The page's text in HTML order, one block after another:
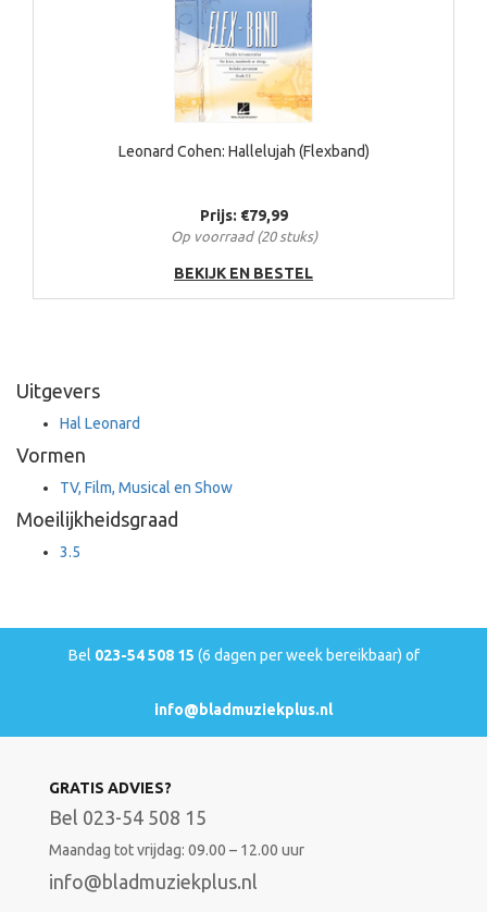
Leonard Cohen: Hallelujah (Flexband)
Prijs: €79,99
Op voorraad (20 stuks)
BEKIJK EN BESTEL
Uitgevers
Hal Leonard
Vormen
TV, Film, Musical en Show
Moeilijkheidsgraad
3.5
Bel 023-54 508 15 (6 dagen per week bereikbaar) of
info@bladmuziekplus.nl
GRATIS ADVIES?
Bel 023-54 508 15
Maandag tot vrijdag: 09.00 – 12.00 uur
info@bladmuziekplus.nl